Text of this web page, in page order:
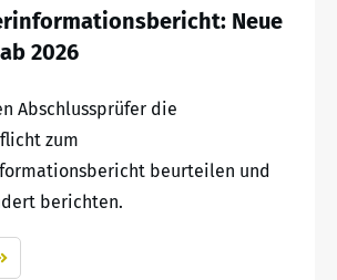
Neue
2026
Abschlussprüfer die
zum
beurteilen und
berichten.